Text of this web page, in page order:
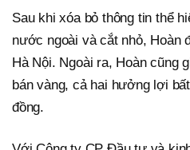
Sau khi xóa bỏ thông tin thể
nước ngoài và cắt nhỏ, Hoàn
Hà Nội. Ngoài ra, Hoàn cũng
bán vàng, cả hai hưởng lợi
đồng.